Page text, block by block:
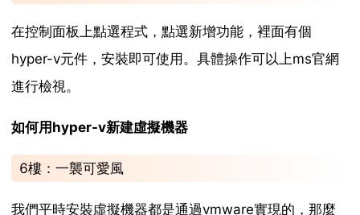
在控制面板上點選程式，點選新增功能，裡面有個
hyper-v元件，安裝即可使用。具體操作可以上ms官網
進行檢視。
如何用hyper-v新建虛擬機器
6樓：一襲可愛風
我們平時安裝虛擬機器都是通過vmware實現的，那麼